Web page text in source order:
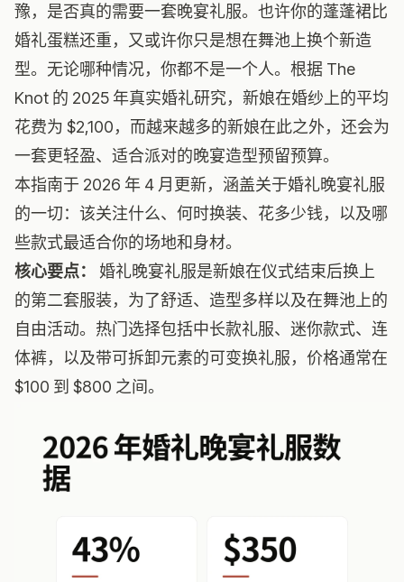
豫，是否真的需要一套晚宴礼服。也许你的蓬蓬裙比
婚礼蛋糕还重，又或许你只是想在舞池上换个新造
型。无论哪种情况，你都不是一个人。根据 The
Knot 的 2025 年真实婚礼研究，新娘在婚纱上的平均
花费为 $2,100，而越来越多的新娘在此之外，还会为
一套更轻盈、适合派对的晚宴造型预留预算。
本指南于 2026 年 4 月更新，涵盖关于婚礼晚宴礼服
的一切：该关注什么、何时换装、花多少钱，以及哪
些款式最适合你的场地和身材。
核心要点：
婚礼晚宴礼服是新娘在仪式结束后换上
的第二套服装，为了舒适、造型多样以及在舞池上的
自由活动。热门选择包括中长款礼服、迷你款式、连
体裤，以及带可拆卸元素的可变换礼服，价格通常在
$100 到 $800 之间。